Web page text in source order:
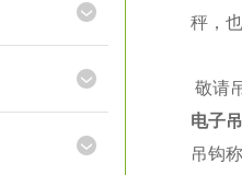
秤，
敬请
电子
吊钩